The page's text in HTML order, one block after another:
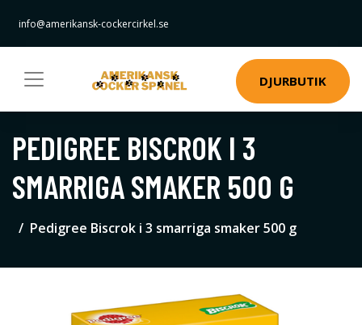
info@amerikansk-cockercirkel.se
DJURBUTIK
PEDIGREE BISCROK I 3
SMARRIGA SMAKER 500 G
Pedigree Biscrok i 3 smarriga smaker 500 g